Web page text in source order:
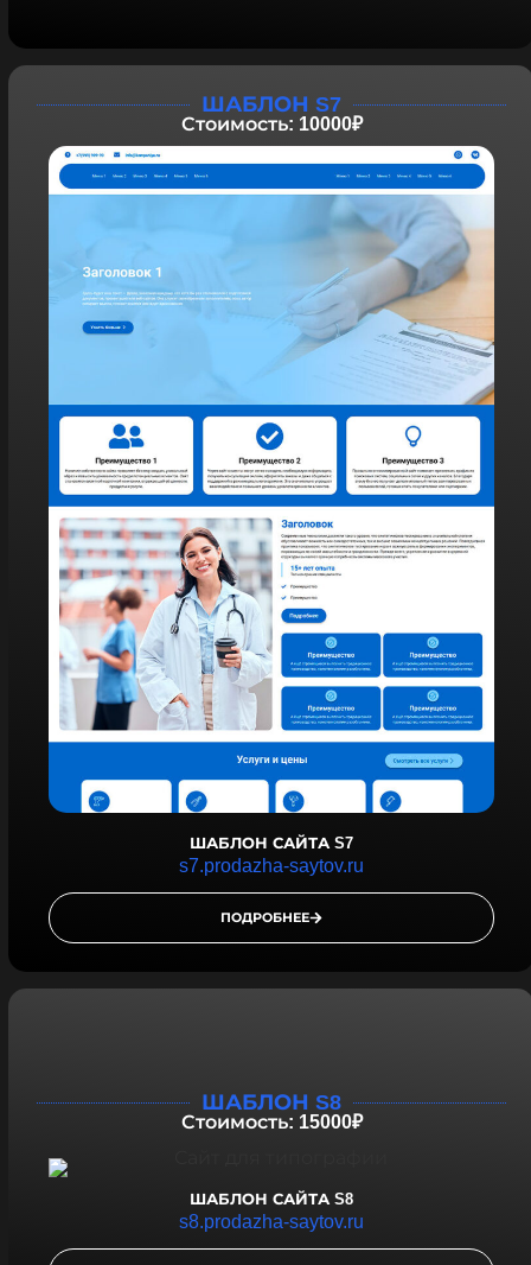
ШАБЛОН S7
Стоимость: 10000₽
ШАБЛОН САЙТА S7
s7.prodazha-saytov.ru
ПОДРОБНЕЕ
ШАБЛОН S8
Стоимость: 15000₽
ШАБЛОН САЙТА S8
s8.prodazha-saytov.ru